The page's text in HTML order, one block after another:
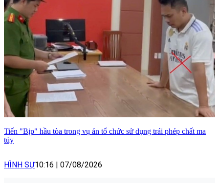
Tiến "Bịp" hầu tòa trong vụ án tổ chức sử dụng trái phép chất ma
túy
HÌNH SỰ10:16 07/08/2026